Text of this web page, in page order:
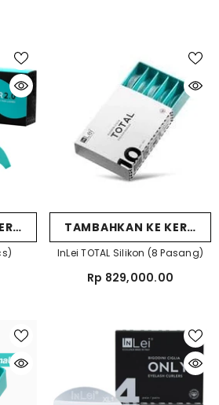
TAMBAHKAN KE
InLei TOTAL Silikon (8 Pasang)
Rp 829,000.00